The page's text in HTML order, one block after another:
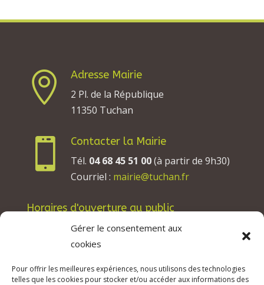
Gérer le consentement aux
cookies
Pour offrir les meilleures expériences, nous utilisons des technologies
telles que les cookies pour stocker et/ou accéder aux informations des

Adresse Mairie
2 Pl. de la République
11350 Tuchan

Contacter la Mairie
Tél. 04 68 45 51 00(à partir de 9h30)
Courriel : mairie@tuchan.fr
Horaires d'ouverture au public
Les lundis, mardis et jeudis : de 8h à 12h et de
13h30 à 17h30.
Les vendredis : de 8h à 12h.